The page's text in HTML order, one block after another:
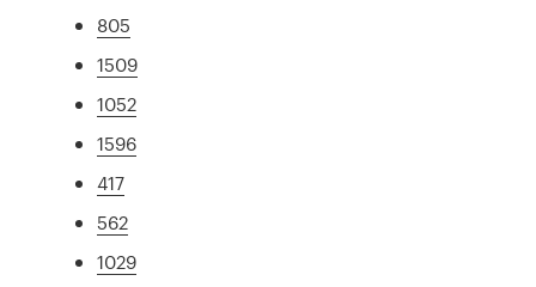
805
1509
1052
1596
417
562
1029